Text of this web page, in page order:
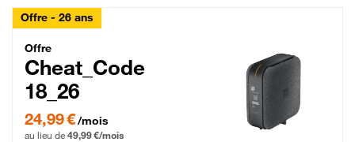
Offre - 26 ans
Cheat_Code Fibre_18_26
Offre
Cheat_Code
18_26
24,99 € par mois pendant 0 mois puis 49,99 € par mois, Sans engagement
24,99 €/mois
au lieu de 49,99 €/mois